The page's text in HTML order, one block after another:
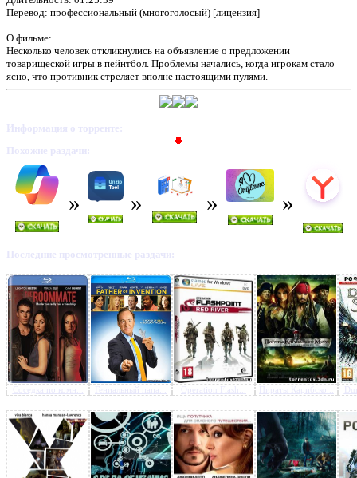
Перевод: профессиональный (многоголосый) [лицензия]
О фильме:
Несколько человек откликнулись на объявление о предложении
товарищеской игры в пейнтбол. Проблемы начались, когда игрокам стало
ясно, что противник стреляет вполне настоящими пулями.
Информация о торренте:
Похожие раздачи:
Последние просмотренные раздачи:
Соседка по комн... Гениальный папа... Operation Flash... Пираты Карибско...